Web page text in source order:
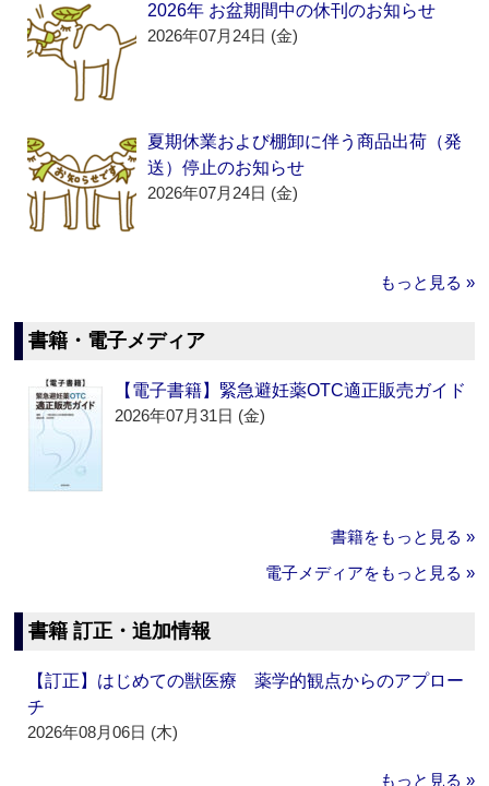
2026年 お盆期間中の休刊のお知らせ
2026年07月24日 (金)
夏期休業および棚卸に伴う商品出荷（発
送）停止のお知らせ
2026年07月24日 (金)
もっと見る »
書籍・電子メディア
【電子書籍】緊急避妊薬OTC適正販売ガイド
2026年07月31日 (金)
書籍をもっと見る »
電子メディアをもっと見る »
書籍 訂正・追加情報
【訂正】はじめての獣医療 薬学的観点からのアプロー
チ
2026年08月06日 (木)
もっと見る »